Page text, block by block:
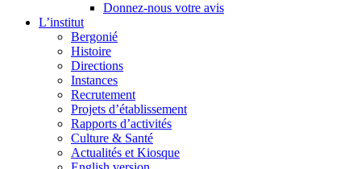
Donnez-nous votre avis
L’institut
Bergonié
Histoire
Directions
Instances
Recrutement
Projets d’établissement
Rapports d’activités
Culture & Santé
Actualités et Kiosque